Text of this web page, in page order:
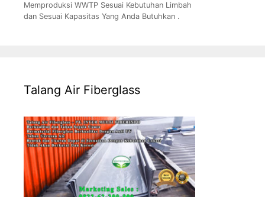
Memproduksi WWTP Sesuai Kebutuhan Limbah
dan Sesuai Kapasitas Yang Anda Butuhkan .
Talang Air Fiberglass